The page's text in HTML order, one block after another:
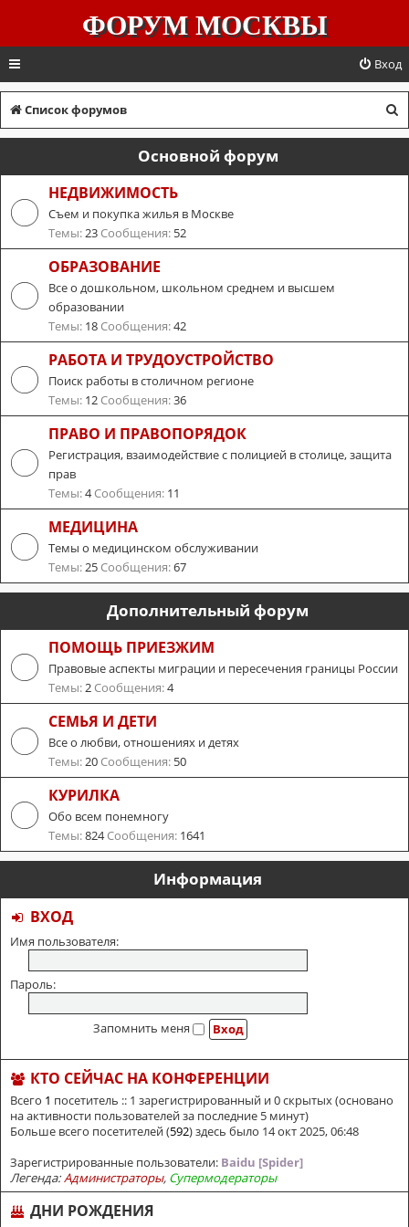
ФОРУМ МОСКВЫ
Вход
Список форумов
о
Основной форум
НЕДВИЖИМОСТЬ
Съем и покупка жилья в Москве
Темы:23 Сообщения: 52
ОБРАЗОВАНИЕ
Все о дошкольном, школьном среднем и высшем
образовании
Темы: 18 Сообщения:42
РАБОТА И ТРУДОУСТРОЙСТВО
Поиск работы в столичном регионе
Темы: 12 Сообщения:36
ПРАВО И ПРАВОПОРЯДОК
Регистрация, взаимодействие с полицией в столице, защита
прав
Темы:4Сообщения: 11
МЕДИЦИНА
Темы о медицинском обслуживании
Темы:25 Сообщения:67
Дополнительный форум
ПОМОЩЬ ПРИЕЗЖИМ
Правовые аспекты миграции и пересечения границы России
Темы:2 Сообщения:4
СЕМЬЯ И ДЕТИ
Все о любви, отношениях и детях
Темы:20 Сообщения: 50
КУРИЛКА
Обо всем понемногу
Темы:824Сообщения: 1641
Информация
ВХОД
Имя пользователя:
Пароль:
Запомнить меня
КТО СЕЙЧАС НА КОНФЕРЕНЦИИ
Всего 1 посетитель :: 1 зарегистрированный и 0 скрытых (основано
на активности пользователей за последние 5 минут)
Больше всего посетителей (592) здесь было 14 окт 2025, 06:48
Зарегистрированные пользователи: Baidu [Spider]
Легенда:Администраторы, Супермодераторы
ДНИ РОЖДЕНИЯ